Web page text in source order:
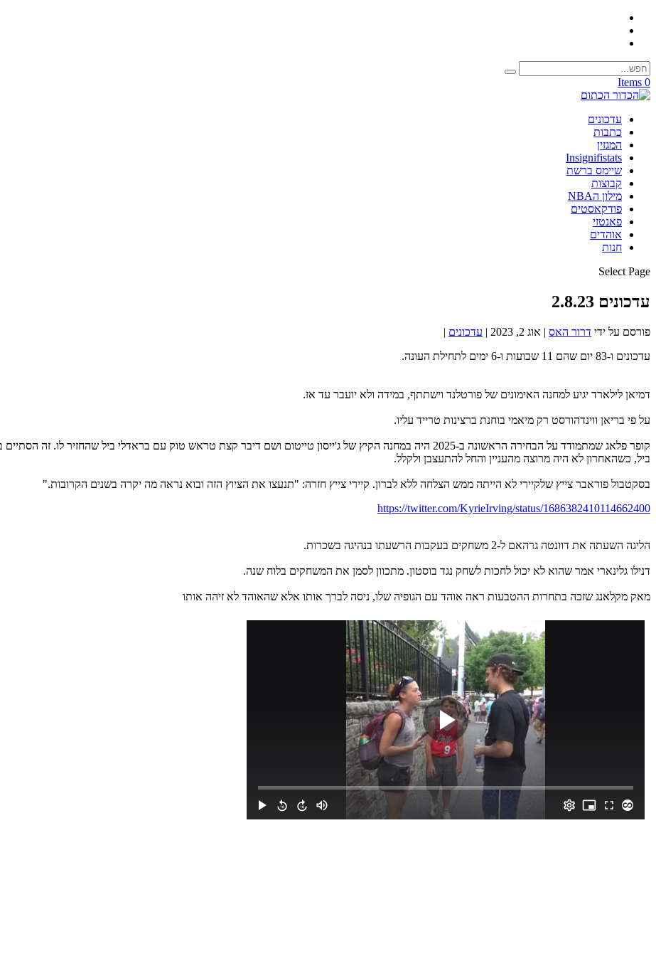
0 Items
עדכונים
כתבות
המגזין
Insignifistats
שיימס ברשת
קבוצות
מילון הNBA
פודקאסטים
פאנטזי
אוהדים
חנות
Select Page
עדכונים 2.8.23
פורסם על ידי דרור האס | אוג 2, 2023 | עדכונים |
עדכונים ו-83 יום שהם 11 שבועות ו-6 ימים לתחילת העונה.
דמיאן לילארד יגיע למחנה האימונים של פורטלנד וישתתף, במידה ולא יועבר עד אז.
על פי בריאן ווינדהורסט רק מיאמי בוחנת ברצינות טרייד עליו.
ביל, כשהאחרון לא היה מרוצה מהעניין והחל להתעצבן ולקלל.
בסקטבול פוראבר צייץ שלקיירי לא הייתה ממש הצלחה ללא לברון. קיירי צייץ חזרה: "תנעצו את הציוץ הזה ובוא נראה מה יקרה בשנים הקרובות."
https://twitter.com/KyrieIrving/status/1686382410114662400
הליגה השעתה את דוונטה גרהאם ל-2 משחקים בעקבות הרשעתו בנהיגה בשכרות.
דנילו גלינארי אמר שהוא לא יכול לחכות לשחק נגד בוסטון. מתכוון לסמן את המשחקים בלוח שנה.
מאק מקלאנג שזכה בתחרות ההטבעות ראה אוהד עם הגופיה שלו, ניסה לברך אותו אלא שהאוהד לא זיהה אותו